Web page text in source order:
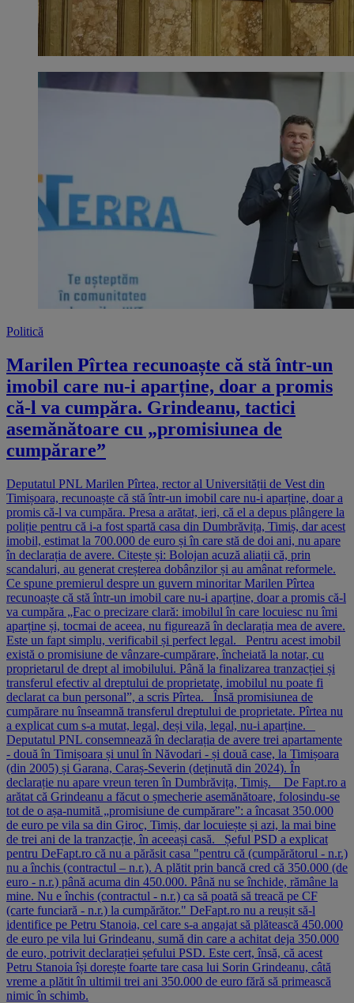
Politică
Marilen Pîrtea recunoaște că stă într-un
imobil care nu-i aparține, doar a promis
că-l va cumpăra. Grindeanu, tactici
asemănătoare cu „promisiunea de
cumpărare”
Deputatul PNL Marilen Pîrtea, rector al Universității de Vest din
Timișoara, recunoaște că stă într-un imobil care nu-i aparține, doar a
promis că-l va cumpăra. Presa a arătat, ieri, că el a depus plângere la
poliție pentru că i-a fost spartă casa din Dumbrăvița, Timiș, dar acest
imobil, estimat la 700.000 de euro și în care stă de doi ani, nu apare
în declarația de avere. Citește și: Bolojan acuză aliații că, prin
scandaluri, au generat creșterea dobânzilor și au amânat reformele.
Ce spune premierul despre un guvern minoritar Marilen Pîrtea
recunoaște că stă într-un imobil care nu-i aparține, doar a promis că-l
va cumpăra „Fac o precizare clară: imobilul în care locuiesc nu îmi
aparține și, tocmai de aceea, nu figurează în declarația mea de avere.
Este un fapt simplu, verificabil și perfect legal. Pentru acest imobil
există o promisiune de vânzare-cumpărare, încheiată la notar, cu
proprietarul de drept al imobilului. Până la finalizarea tranzacției și
transferul efectiv al dreptului de proprietate, imobilul nu poate fi
declarat ca bun personal”, a scris Pîrtea. Însă promisiunea de
cumpărare nu înseamnă transferul dreptului de proprietate. Pîrtea nu
a explicat cum s-a mutat, legal, deși vila, legal, nu-i aparține.
Deputatul PNL consemnează în declarația de avere trei apartamente
- două în Timișoara și unul în Năvodari - și două case, la Timișoara
(din 2005) și Garana, Caraș-Severin (deținută din 2024). În
declarație nu apare vreun teren în Dumbrăvița, Timiș. De Fapt.ro a
arătat că Grindeanu a făcut o șmecherie asemănătoare, folosindu-se
tot de o așa-numită „promisiune de cumpărare”: a încasat 350.000
de euro pe vila sa din Giroc, Timiș, dar locuiește și azi, la mai bine
de trei ani de la tranzacție, în aceeași casă. Șeful PSD a explicat
pentru DeFapt.ro că nu a părăsit casa "pentru că (cumpărătorul - n.r.)
nu a închis (contractul – n.r.). A plătit prin bancă cred că 350.000 (de
euro - n.r.) până acuma din 450.000. Până nu se închide, rămâne la
mine. Nu e închis (contractul - n.r.) ca să poată să treacă pe CF
(carte funciară - n.r.) la cumpărător." DeFapt.ro nu a reușit să-l
identifice pe Petru Stanoia, cel care s-a angajat să plătească 450.000
de euro pe vila lui Grindeanu, sumă din care a achitat deja 350.000
de euro, potrivit declarației șefului PSD. Este cert, însă, că acest
Petru Stanoia își dorește foarte tare casa lui Sorin Grindeanu, câtă
vreme a plătit în ultimii trei ani 350.000 de euro fără să primească
nimic în schimb.